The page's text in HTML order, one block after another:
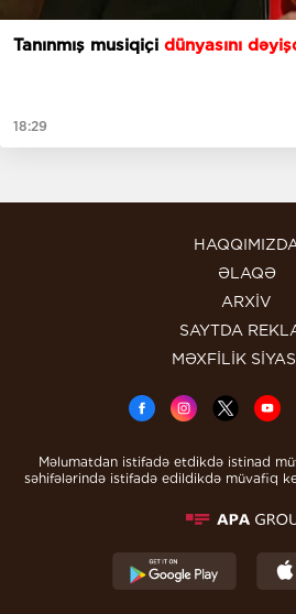
Tanınmış musiqiçi dünyasını
18:29
ƏLAQƏ
ARXİV
SAYTDA
MƏXFİLİK
Məlumatdan istifadə etdikdə istinad
səhifələrində istifadə edildikdə müvafiq